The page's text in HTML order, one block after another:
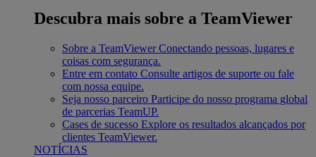
Descubra mais sobre a TeamViewer
Sobre a TeamViewer Conectando pessoas, lugares e
coisas com segurança.
Entre em contato Consulte artigos de suporte ou fale
com nossa equipe.
Seja nosso parceiro Participe do nosso programa global
de parcerias TeamUP.
Cases de sucesso Explore os resultados alcançados por
clientes TeamViewer.
NOTÍCIAS